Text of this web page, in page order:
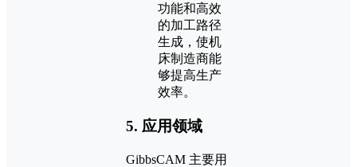
功能和高效
的加工路径
生成，使机
床制造商能
够提高生产
效率。
5. 应用领域
GibbsCAM 主要用